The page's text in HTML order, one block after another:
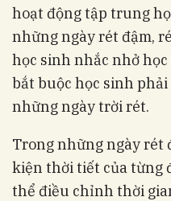
hoạt động tập trung
những ngày rét đậm,
học sinh nhắc nhở
bắt buộc học sinh
những ngày trời rét.
Trong những ngày rét
kiện thời tiết của từng
thể điều chỉnh thời